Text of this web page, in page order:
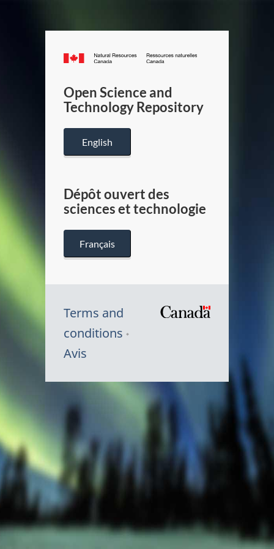
Canada.ca
/
Canada
Open Science and
Technology Repository
English
Dépôt ouvert des
sciences et technologie
Français
Terms and
conditions
Avis
Canada